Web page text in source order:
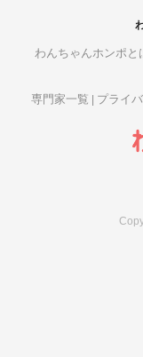
わんちゃんホンポと
専門家一覧
プライ